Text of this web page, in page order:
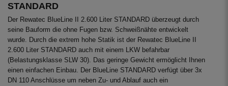
STANDARD
Der Rewatec BlueLine II 2.600 Liter STANDARD überzeugt durch
seine Bauform die ohne Fugen bzw. Schweißnähte entwickelt
wurde. Durch die extrem hohe Statik ist der Rewatec BlueLine II
2.600 Liter STANDARD auch mit einem LKW befahrbar
(Belastungsklasse SLW 30). Das geringe Gewicht ermöglicht Ihnen
einen einfachen Einbau. Der BlueLine STANDARD verfügt über 3x
DN 110 Anschlüsse um neben Zu- und Ablauf auch ein